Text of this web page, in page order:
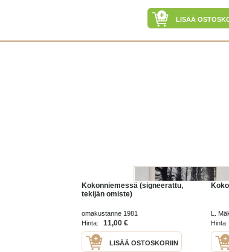
LISÄÄ
Kokonniemessä (signeerattu,
tekijän omiste)
omakustanne 1981
Hinta:
11,00 €
LISÄÄ OSTOSKORIIN
L.
Hinta: